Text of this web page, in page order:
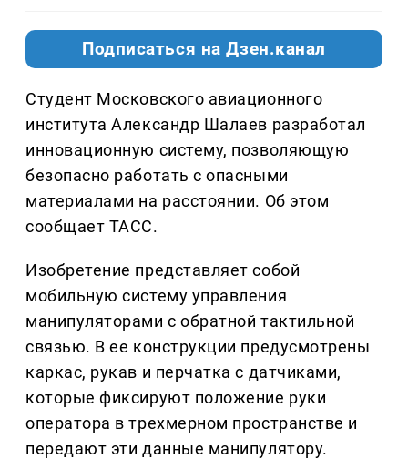
Подписаться на Дзен.канал
Студент Московского авиационного
института Александр Шалаев разработал
инновационную систему, позволяющую
безопасно работать с опасными
материалами на расстоянии. Об этом
сообщает ТАСС.
Изобретение представляет собой
мобильную систему управления
манипуляторами с обратной тактильной
связью. В ее конструкции предусмотрены
каркас, рукав и перчатка с датчиками,
которые фиксируют положение руки
оператора в трехмерном пространстве и
передают эти данные манипулятору.